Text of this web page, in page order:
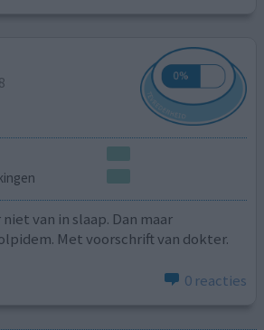
van in slaap. Dan maar
Met voorschrift van dokter.
0 reacties